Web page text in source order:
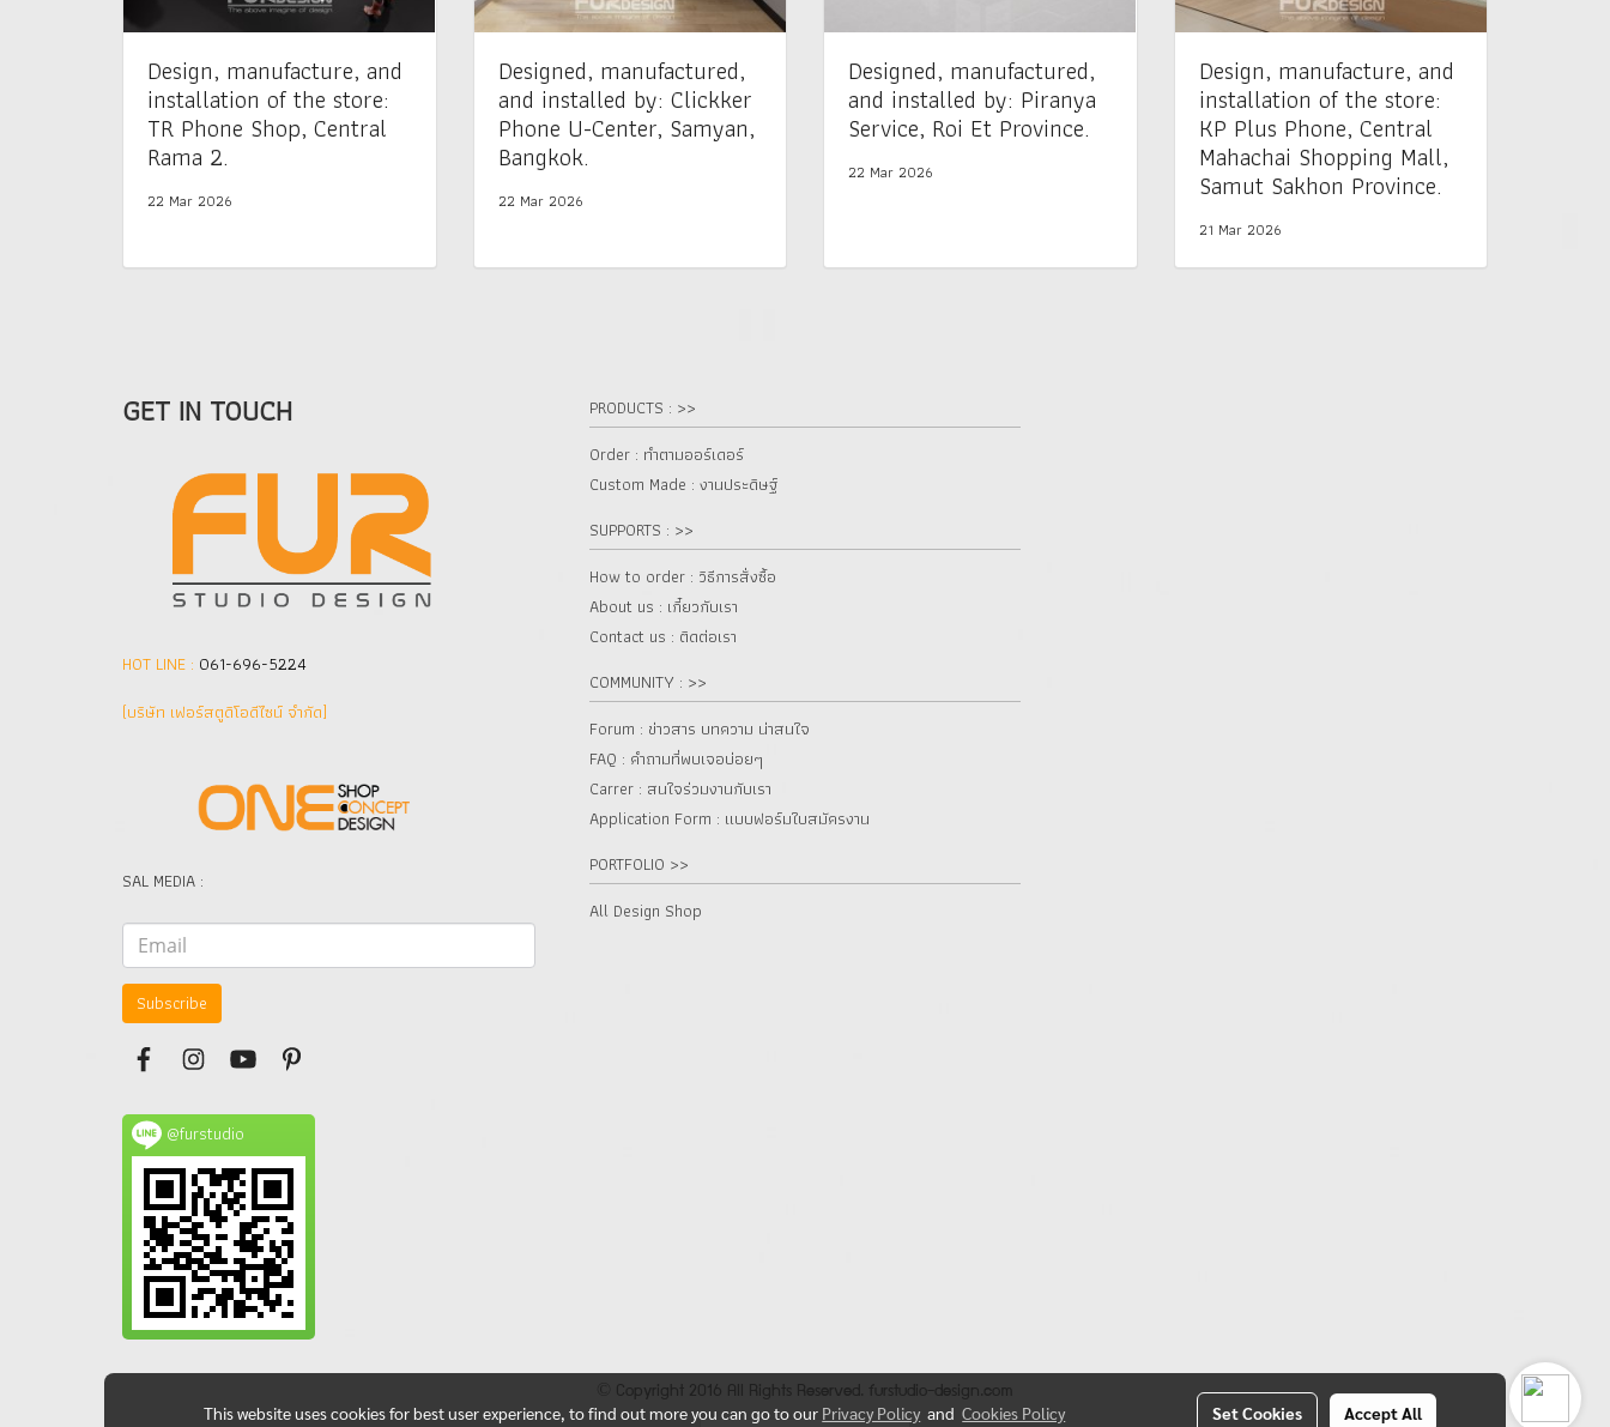
Design, manufacture, and
installation of the store:
TR Phone Shop, Central
Rama 2.
22 Mar 2026
Designed, manufactured,
and installed by: Clickker
Phone U-Center, Samyan,
Bangkok.
22 Mar 2026
Designed, manufactured,
and installed by: Piranya
Service, Roi Et Province.
22 Mar 2026
Design, manufacture, and
installation of the store:
KP Plus Phone, Central
Mahachai Shopping Mall,
Samut Sakhon Province.
21 Mar 2026
GET IN TOUCH
HOT LINE : 061-696-5224
(บริษัท เฟอร์สตูดิโอดีไซน์ จำกัด]
SAL MEDIA :
Subscribe
@furstudio
PRODUCTS : >>
Order : ทำตามออร์เดอร์
Custom Made : งานประดิษฐ์
SUPPORTS : >>
How to order : วิธีการสั่งซื้อ
About us : เกี๋ยวกับเรา
Contact us : ติดต่อเรา
COMMUNITY : >>
Forum : ข่าวสาร บทความ น่าสนใจ
FAQ : คำถามที่พบเจอบ่อยๆ
Carrer : สนใจร่วมงานกับเรา
Application Form : แบบฟอร์มใบสมัครงาน
PORTFOLIO >>
All Design Shop
© Copyright 2016 All Rights Reserved. furstudio-design.com
This website uses cookies for best user experience, to find out more you can go to our Privacy Policy andCookies Policy Set Cookies Accept All